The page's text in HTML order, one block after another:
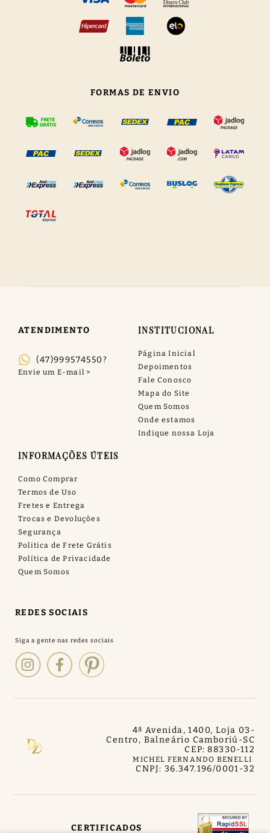
FORMAS DE ENVIO
ATENDIMENTO
(47)999574550?
INSTITUCIONAL
Página Inicial
Depoimentos
Fale Conosco
Mapa do Site
Quem Somos
Onde estamos
Indique nossa Loja
INFORMAÇÕES ÚTEIS
Como Comprar
Termos de Uso
Fretes e Entrega
Trocas e Devoluções
Segurança
Politica de Frete Grátis
Política de Privacidade
Quem Somos
REDES SOCIAIS
MICHEL FERNANDO BENELLI
4ª Avenida, 1400, Loja 03 -
Centro, Balneário Camboriú-SC
CEP: 88330-112
CNPJ: 36.347.196/0001-32
CERTIFICADOS